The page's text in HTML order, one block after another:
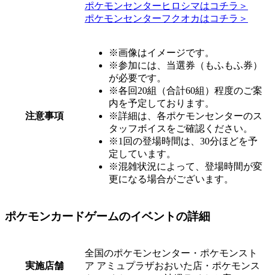
ポケモンセンターヒロシマはコチラ＞
ポケモンセンターフクオカはコチラ＞
注意事項
※画像はイメージです。
※参加には、当選券（もふもふ券）
が必要です。
※各回20組（合計60組）程度のご案
内を予定しております。
※詳細は、各ポケモンセンターのス
タッフボイスをご確認ください。
※1回の登場時間は、30分ほどを予
定しています。
※混雑状況によって、登場時間が変
更になる場合がございます。
ポケモンカードゲームのイベントの詳細
実施店舗
全国のポケモンセンター・ポケモンスト
ア アミュプラザおおいた店・ポケモンス